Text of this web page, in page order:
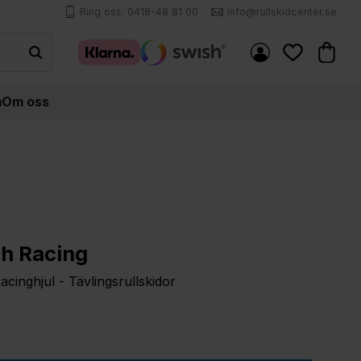
Ring oss: 0418-48 81 00 info@rullskidcenter.se
Om oss
Racing
- Tävlingsrullskidor